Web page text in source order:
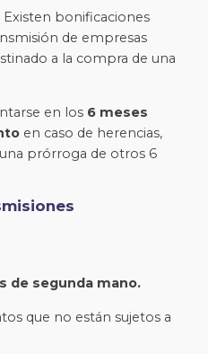
Existen bonificaciones
de empresas
a la compra de una
en los 6 meses
en caso de herencias,
prórroga de otros 6
de segunda mano.
que no están sujetos a